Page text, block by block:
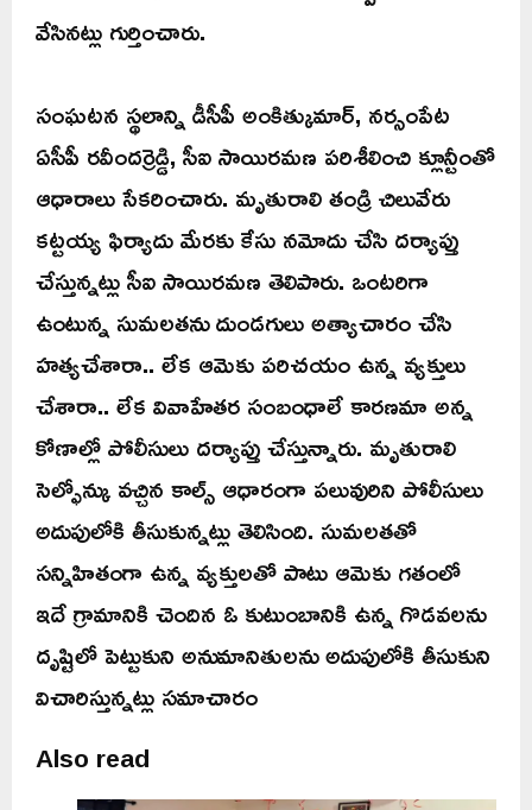
వేసినట్లు గుర్తించారు.
సంఘటన స్థలాన్ని డీసీపీ అంకిత్కుమార్, నర్సంపేట
ఏసీపీ రవీందర్రెడ్డి, సీఐ సాయిరమణ పరిశీలించి క్లూన్టీంతో
ఆధారాలు సేకరించారు. మృతురాలి తండ్రి చిలువేరు
కట్టయ్య ఫిర్యాదు మేరకు కేసు నమోదు చేసి దర్యాప్తు
చేస్తున్నట్లు సీఐ సాయిరమణ తెలిపారు. ఒంటరిగా
ఉంటున్న సుమలతను దుండగులు అత్యాచారం చేసి
హత్యచేశారా.. లేక ఆమెకు పరిచయం ఉన్న వ్యక్తులు
చేశారా.. లేక వివాహేతర సంబంధాలే కారణమా అన్న
కోణాల్లో పోలీసులు దర్యాప్తు చేస్తున్నారు. మృతురాలి
సెల్ఫోన్కు వచ్చిన కాల్స్ ఆధారంగా పలువురిని పోలీసులు
అదుపులోకి తీసుకున్నట్లు తెలిసింది. సుమలతతో
సన్నిహితంగా ఉన్న వ్యక్తులతో పాటు ఆమెకు గతంలో
ఇదే గ్రామానికి చెందిన ఓ కుటుంబానికి ఉన్న గొడవలను
దృష్టిలో పెట్టుకుని అనుమానితులను అదుపులోకి తీసుకుని
విచారిస్తున్నట్లు సమాచారం
Also read